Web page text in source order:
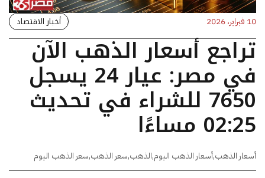
10 فبراير، 2026 أخبار الاقتصاد
تراجع أسعار الذهب الآن
في مصر: عيار 24 يسجل
7650 للشراء في تحديث
02:25 مساءًا
أسعار الذهب,أسعار الذهب اليوم,الذهب,سعر الذهب,سعر الذهب اليوم